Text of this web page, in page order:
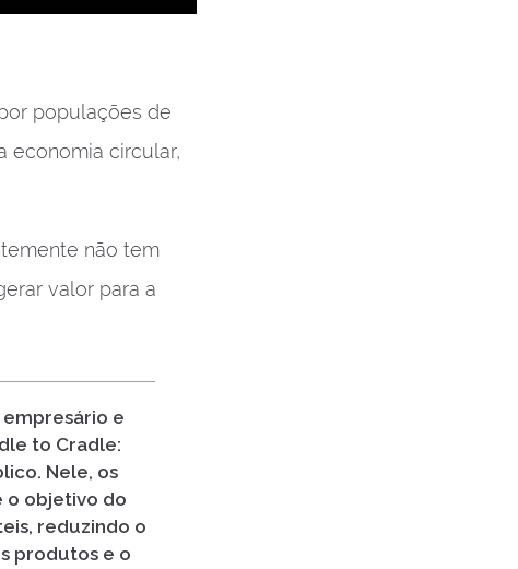
populações de
economia circular,
não tem
valor para a
e
to Cradle:
Nele, os
o objetivo do
reduzindo o
produtos e o